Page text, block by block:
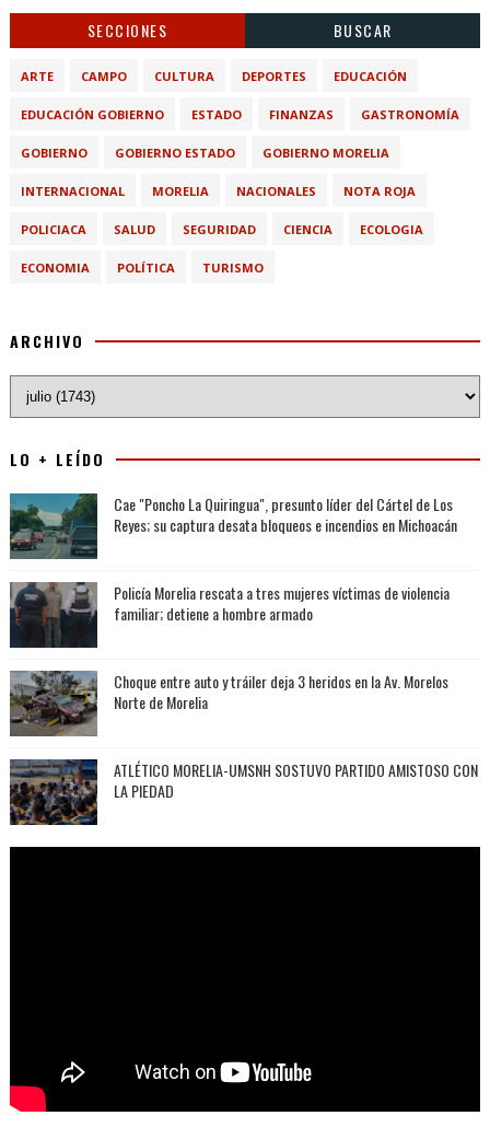
SECCIONES BUSCAR
ARTE CAMPO CULTURA DEPORTES EDUCACIÓN
EDUCACIÓN GOBIERNO ESTADO FINANZAS GASTRONOMÍA
GOBIERNO GOBIERNO ESTADO GOBIERNO MORELIA
INTERNACIONAL MORELIA NACIONALES NOTA ROJA
POLICIACA SALUD SEGURIDAD CIENCIA ECOLOGIA
ECONOMIA POLÍTICA TURISMO
ARCHIVO
LO + LEÍDO
Cae "Poncho La Quiringua", presunto líder del Cártel de Los
Reyes; su captura desata bloqueos e incendios en Michoacán
Policía Morelia rescata a tres mujeres víctimas de violencia
familiar; detiene a hombre armado
Choque entre auto y tráiler deja 3 heridos en la Av. Morelos
Norte de Morelia
ATLÉTICO MORELIA-UMSNH SOSTUVO PARTIDO AMISTOSO CON
LA PIEDAD